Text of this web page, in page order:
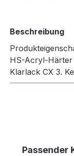
Beschreibung
HS-Acryl-
Klarlack CX 3.
Passender